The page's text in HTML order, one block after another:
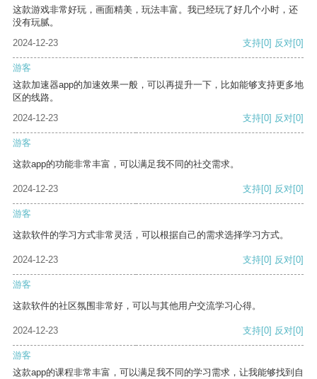
这款游戏非常好玩，画面精美，玩法丰富。我已经玩了好几个小时，还
没有玩腻。
2024-12-23
支持[0] 反对[0]
游客
这款加速器app的加速效果一般，可以再提升一下，比如能够支持更多地
区的线路。
2024-12-23
支持[0] 反对[0]
游客
这款app的功能非常丰富，可以满足我不同的社交需求。
2024-12-23 支持[0] 反对[0]
游客
这款软件的学习方式非常灵活，可以根据自己的需求选择学习方式。
2024-12-23 支持[0] 反对[0]
游客
这款软件的社区氛围非常好，可以与其他用户交流学习心得。
2024-12-23 支持[0] 反对[0]
游客
这款app的课程非常丰富，可以满足我不同的学习需求，让我能够找到自